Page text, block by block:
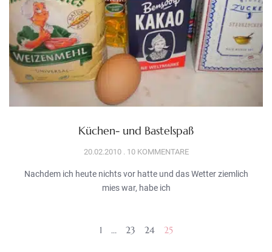
Küchen- und Bastelspaß
20.02.2010 10 KOMMENTARE
Nachdem ich heute nichts vor hatte und das Wetter ziemlich
mies war, habe ich
1 … 23 24 25